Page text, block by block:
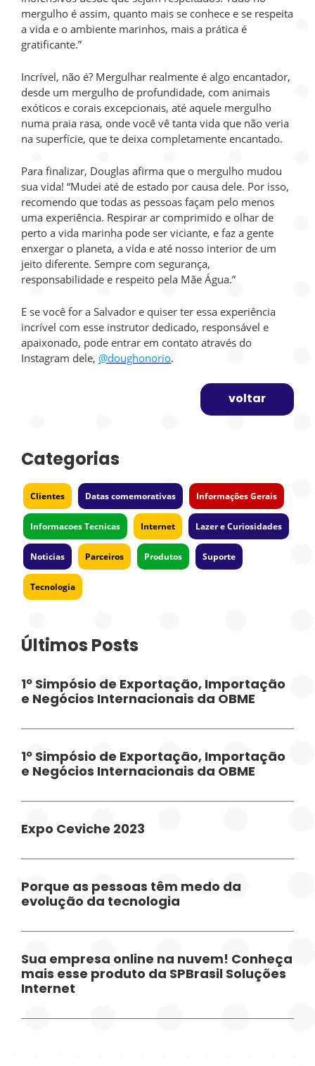
mergulho é assim, quanto mais se conhece e se respeita
a vida e o ambiente marinhos, mais a prática é
gratificante.”
Incrível, não é? Mergulhar realmente é algo encantador,
desde um mergulho de profundidade, com animais
exóticos e corais excepcionais, até aquele mergulho
numa praia rasa, onde você vê tanta vida que não veria
na superfície, que te deixa completamente encantado.
Para finalizar, Douglas afirma que o mergulho mudou
sua vida! “Mudei até de estado por causa dele. Por isso,
recomendo que todas as pessoas façam pelo menos
uma experiência. Respirar ar comprimido e olhar de
perto a vida marinha pode ser viciante, e faz a gente
enxergar o planeta, a vida e até nosso interior de um
jeito diferente. Sempre com segurança,
responsabilidade e respeito pela Mãe Água.”
E se você for a Salvador e quiser ter essa experiência
incrível com esse instrutor dedicado, responsável e
apaixonado, pode entrar em contato através do
Instagram dele,@doughonorio.
voltar
Categorias
Clientes Datas comemorativas Informações Gerais
Informacoes Tecnicas Internet Lazer e Curiosidades
Noticias Parceiros Produtos Suporte
Tecnologia
Últimos Posts
1º Simpósio de Exportação, Importação
e Negócios Internacionais da OBME
1º Simpósio de Exportação, Importação
e Negócios Internacionais da OBME
Expo Ceviche 2023
Porque as pessoas têm medo da
evolução da tecnologia
Sua empresa online na nuvem! Conheça
mais esse produto da SPBrasil Soluções
Internet